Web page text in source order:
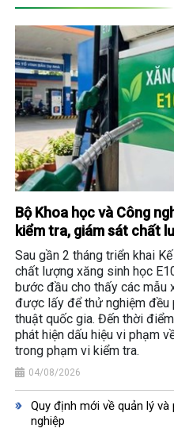
Bộ Khoa học và Công
kiểm tra, giám sát chất
Sau gần 2 tháng triển khai
chất lượng xăng sinh học
bước đầu cho thấy các mẫu
được lấy để thử nghiệm đều
thuật quốc gia. Đến thời
phát hiện dấu hiệu vi phạm
trong phạm vi kiểm tra.
04/08/2026
Quy định mới về quản lý
nghiệp